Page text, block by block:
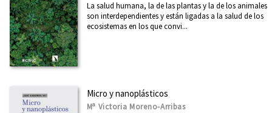
La salud humana, la de las plantas y la de los animales
son interdependientes y están ligadas a la salud de los
ecosistemas en los que convi...
Micro y nanoplásticos
Mª Victoria Moreno-Arribas